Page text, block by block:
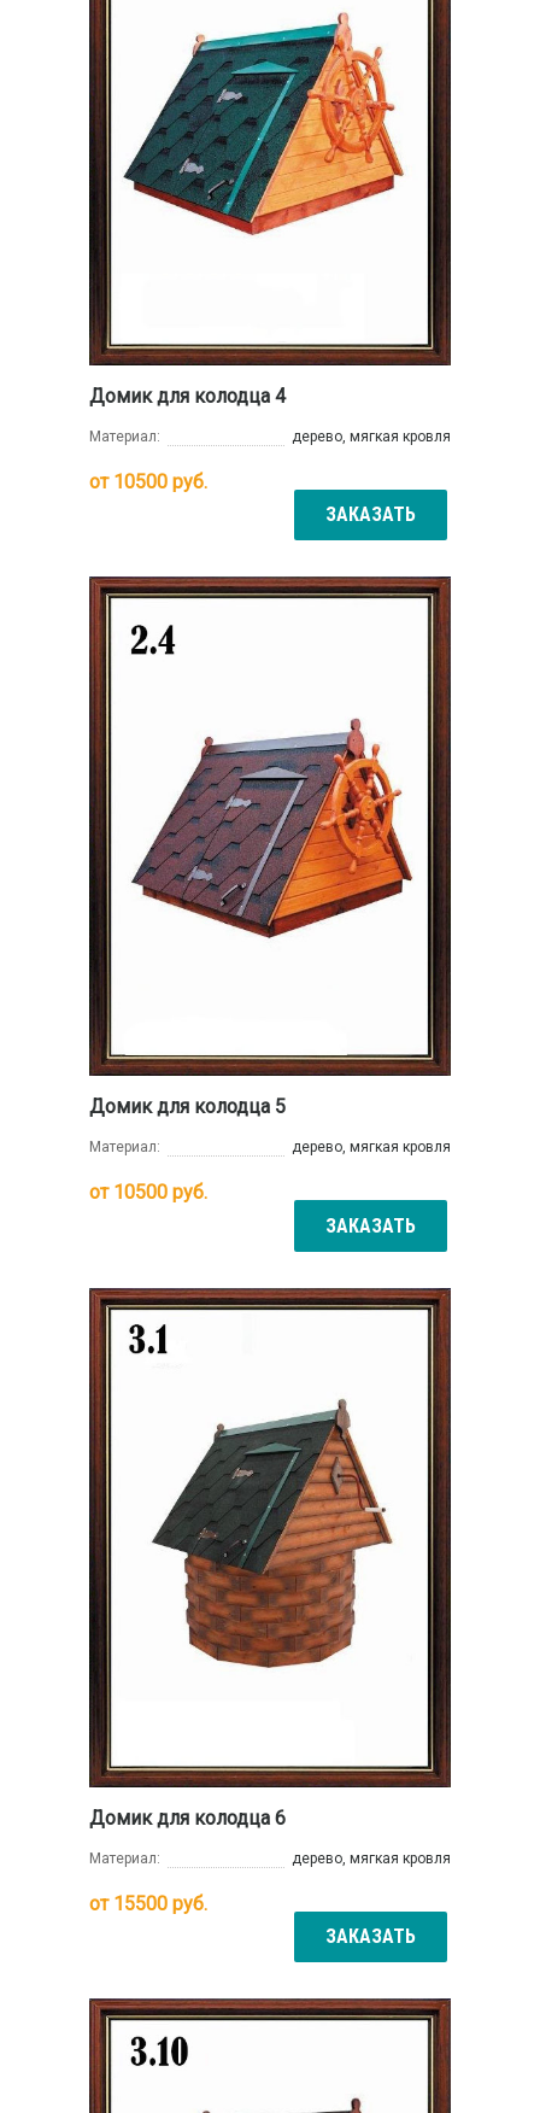
Домик для колодца 4
Материал: дерево, мягкая кровля
от 10500 руб.
ЗАКАЗАТЬ
Домик для колодца 5
Материал: дерево, мягкая кровля
от 10500 руб.
ЗАКАЗАТЬ
Домик для колодца 6
Материал: дерево, мягкая кровля
от 15500 руб.
ЗАКАЗАТЬ